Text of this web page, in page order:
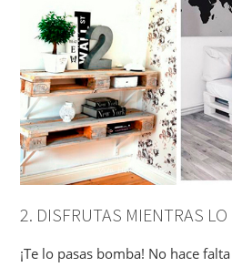
2. DISFRUTAS MIENTRAS LO
¡Te lo pasas bomba! No hace